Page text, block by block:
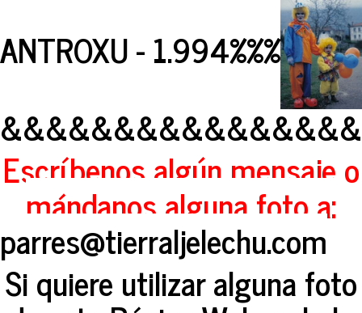
ANTROXU - 1.994%%%
Escríbenos algún mensaje o
mándanos alguna foto a:
parres@tierraljelechu.com
Si quiere utilizar alguna foto